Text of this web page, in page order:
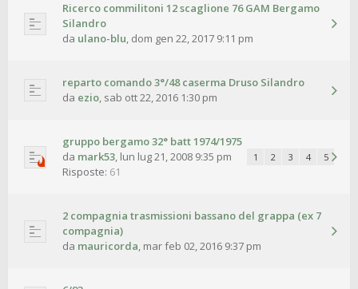
Ricerco commilitoni 12 scaglione 76 GAM Bergamo
Silandro
da ulano-blu, dom gen 22, 2017 9:11 pm
reparto comando 3°/48 caserma Druso Silandro
da ezio, sab ott 22, 2016 1:30 pm
gruppo bergamo 32° batt 1974/1975
da mark53, lun lug 21, 2008 9:35 pm 1 2 3 4 5
Risposte: 61
2 compagnia trasmissioni bassano del grappa (ex 7
compagnia)
da mauricorda, mar feb 02, 2016 9:37 pm